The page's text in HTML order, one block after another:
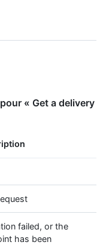
« Get a delivery
failed, or the
has been